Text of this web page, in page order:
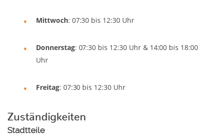
Mittwoch: 07:30 bis 12:30 Uhr
Donnerstag: 07:30 bis 12:30 Uhr & 14:00 bis 18:00
Uhr
Freitag: 07:30 bis 12:30 Uhr
Zuständigkeiten
Stadtteile